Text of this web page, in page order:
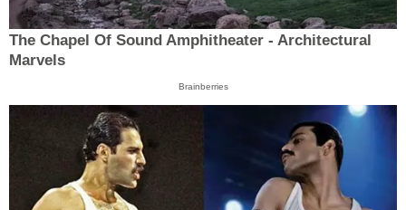
The Chapel Of Sound Amphitheater - Architectural
Marvels
Brainberries